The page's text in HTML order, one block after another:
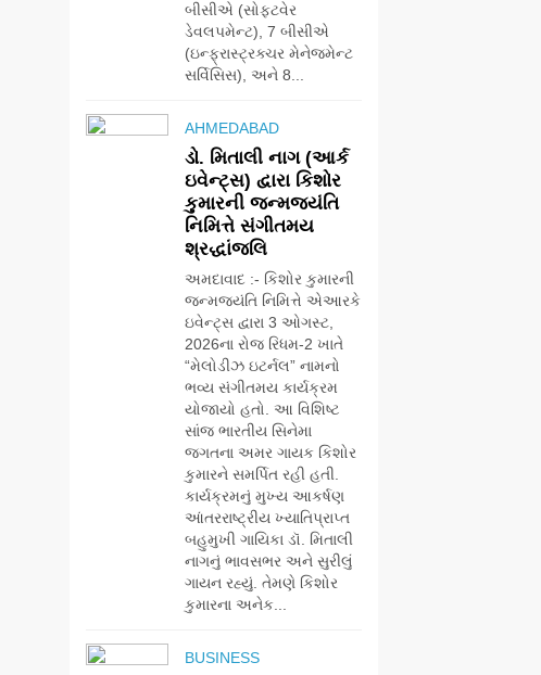
બીસીએ (સોફ્ટવેર
ડેવલપમેન્ટ), 7 બીસીએ
(ઇન્ફ્રાસ્ટ્રક્ચર મેનેજમેન્ટ
સર્વિસિસ), અને 8...
AHMEDABAD
ડો. મિતાલી નાગ (આર્ક
ઇવેન્ટ્સ) દ્વારા કિશોર
કુમારની જન્મજયંતિ
નિમિત્તે સંગીતમય
શ્રદ્ધાંજલિ
અમદાવાદ :- કિશોર કુમારની
જન્મજયંતિ નિમિત્તે એઆરકે
ઇવેન્ટ્સ દ્વારા 3 ઓગસ્ટ,
2026ના રોજ રિધમ-2 ખાતે
“મેલોડીઝ ઇટર્નલ” નામનો
ભવ્ય સંગીતમય કાર્યક્રમ
યોજાયો હતો. આ વિશિષ્ટ
સાંજ ભારતીય સિનેમા
જગતના અમર ગાયક કિશોર
કુમારને સમર્પિત રહી હતી.
કાર્યક્રમનું મુખ્ય આકર્ષણ
આંતરરાષ્ટ્રીય ખ્યાતિપ્રાપ્ત
બહુમુખી ગાયિકા ડૉ. મિતાલી
નાગનું ભાવસભર અને સુરીલું
ગાયન રહ્યું. તેમણે કિશોર
કુમારના અનેક...
BUSINESS